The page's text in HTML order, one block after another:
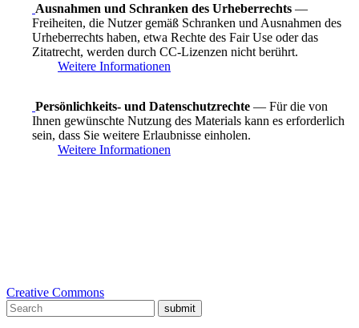
Ausnahmen und Schranken des Urheberrechts —
Freiheiten, die Nutzer gemäß Schranken und Ausnahmen des
Urheberrechts haben, etwa Rechte des Fair Use oder das
Zitatrecht, werden durch CC-Lizenzen nicht berührt.
Weitere Informationen
Persönlichkeits- und Datenschutzrechte — Für die von
Ihnen gewünschte Nutzung des Materials kann es erforderlich
sein, dass Sie weitere Erlaubnisse einholen.
Weitere Informationen
Creative Commons
submit